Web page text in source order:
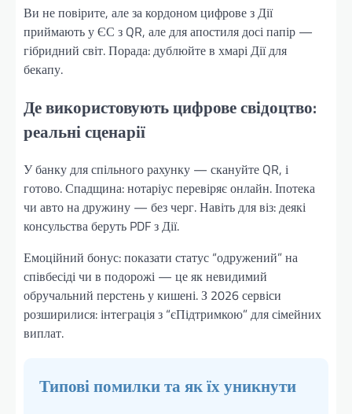
Ви не повірите, але за кордоном цифрове з Дії
приймають у ЄС з QR, але для апостиля досі папір —
гібридний світ. Порада: дублюйте в хмарі Дії для
бекапу.
Де використовують цифрове свідоцтво:
реальні сценарії
У банку для спільного рахунку — скануйте QR, і
готово. Спадщина: нотаріус перевіряє онлайн. Іпотека
чи авто на дружину — без черг. Навіть для віз: деякі
консульства беруть PDF з Дії.
Емоційний бонус: показати статус “одружений” на
співбесіді чи в подорожі — це як невидимий
обручальний перстень у кишені. З 2026 сервіси
розширилися: інтеграція з “єПідтримкою” для сімейних
виплат.
Типові помилки та як їх уникнути